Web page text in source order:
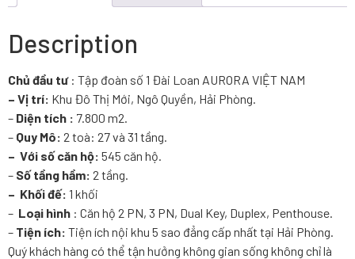
Description
Chủ đầu tư: Tập đoàn số 1 Đài Loan AURORA VIỆT NAM
– Vị trí: Khu Đô Thị Mới, Ngô Quyền, Hải Phòng.
– Diện tích : 7.800 m2.
– Quy Mô: 2 toà: 27 và 31 tầng.
– Với số căn hộ: 545 căn hộ.
– Số tầng hầm: 2 tầng.
– Khối đế: 1 khối
– Loại hình : Căn hộ 2 PN, 3 PN, Dual Key, Duplex, Penthouse.
– Tiện ích: Tiện ích nội khu 5 sao đẳng cấp nhất tại Hải Phòng.
Quý khách hàng có thể tận hưởng không gian sống không chỉ là